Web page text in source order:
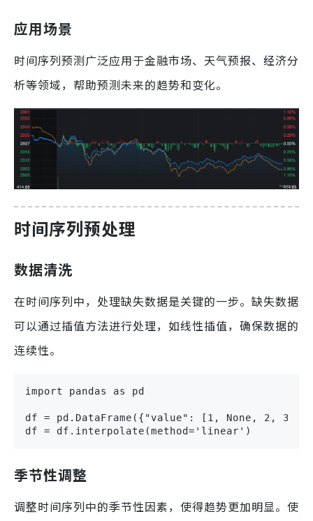
应用场景
时间序列预测广泛应用于金融市场、天气预报、经济分
析等领域，帮助预测未来的趋势和变化。
时间序列预处理
数据清洗
在时间序列中，处理缺失数据是关键的一步。缺失数据
可以通过插值方法进行处理，如线性插值，确保数据的
连续性。
import pandas as pd
df = pd.DataFrame({"value": [1, None, 2, 3,
df = df.interpolate(method='linear')
季节性调整
调整时间序列中的季节性因素，使得趋势更加明显。使